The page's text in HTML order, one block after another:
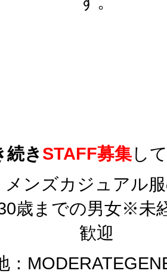
続きSTAFF募集し
メンズカジュアル
歳までの男女※未
歓迎
：